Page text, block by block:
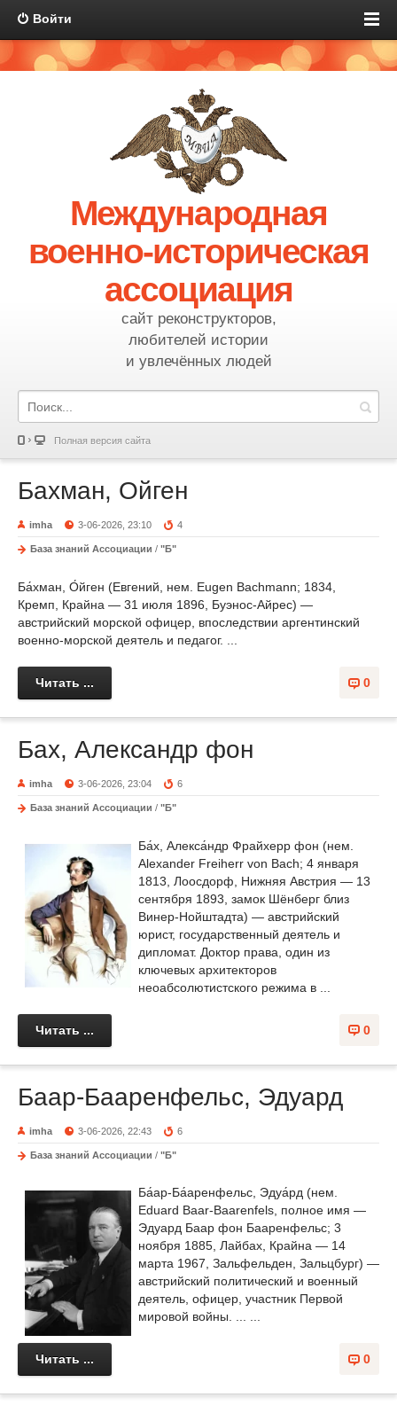
Войти
Международная
военно-историческая
ассоциация
сайт реконструкторов,
любителей истории
и увлечённых людей
Полная версия сайта
Бахман, Ойген
imha 3-06-2026, 23:10 4
База знаний Ассоциации / "Б"
Ба́хман, О́йген (Евгений, нем. Eugen Bachmann; 1834,
Кремп, Крайна — 31 июля 1896, Буэнос-Айрес) —
австрийский морской офицер, впоследствии аргентинский
военно-морской деятель и педагог. ...
0
Читать ...
Бах, Александр фон
imha 3-06-2026, 23:04 6
База знаний Ассоциации / "Б"
Ба́х, Алекса́ндр Фрайхерр фон (нем.
Alexander Freiherr von Bach; 4 января
1813, Лоосдорф, Нижняя Австрия — 13
сентября 1893, замок Шёнберг близ
Винер-Нойштадта) — австрийский
юрист, государственный деятель и
дипломат. Доктор права, один из
ключевых архитекторов
неоабсолютистского режима в ...
0
Читать ...
Баар-Бааренфельс, Эдуард
imha 3-06-2026, 22:43 6
База знаний Ассоциации / "Б"
Ба́ар-Ба́аренфельс, Эдуа́рд (нем.
Eduard Baar-Baarenfels, полное имя —
Эдуард Баар фон Бааренфельс; 3
ноября 1885, Лайбах, Крайна — 14
марта 1967, Зальфельден, Зальцбург) —
австрийский политический и военный
деятель, офицер, участник Первой
мировой войны. ... ...
0
Читать ...